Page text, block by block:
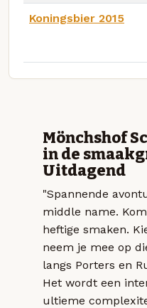
Koningsbier 2015
Mönchshof
in de
Uitdagend
"Spannende
middle name.
heftige smaken.
neem je mee op
langs Porters en
Het wordt een
ultieme